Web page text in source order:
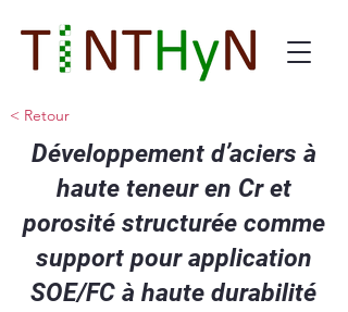
< Retour
Développement d’aciers à
haute teneur en Cr et
porosité structurée comme
support pour application
SOE/FC à haute durabilité